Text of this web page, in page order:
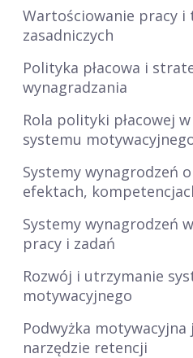
Wartościowanie pracy i
zasadniczych
Polityka płacowa i
wynagradzania
Rola polityki płacowej
systemu
Systemy wynagrodzeń
efektach,
Systemy wynagrodzeń
pracy i zadań
Rozwój i utrzymanie
motywacyjnego
Podwyżka motywacyjna
narzędzie retencji